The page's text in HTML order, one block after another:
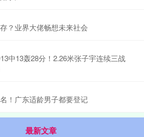
？业界大佬畅想未来社会
中13轰28分！2.26米张子宇连续三战
！广东适龄男子都要登记
最新文章